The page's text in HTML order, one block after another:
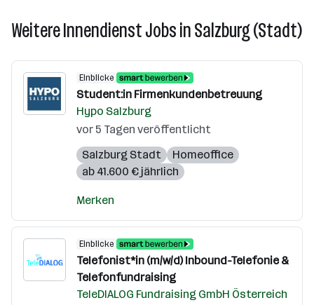
Weitere Innendienst Jobs in Salzburg (Stadt)
Einblicke
Student:in Firmenkundenbetreuung
Hypo Salzburg
vor 5 Tagen veröffentlicht
Salzburg Stadt
Homeoffice
ab 41.600 € jährlich
Merken
Einblicke
Telefonist*in (m/w/d) Inbound-Telefonie &
Telefonfundraising
TeleDIALOG Fundraising GmbH Österreich